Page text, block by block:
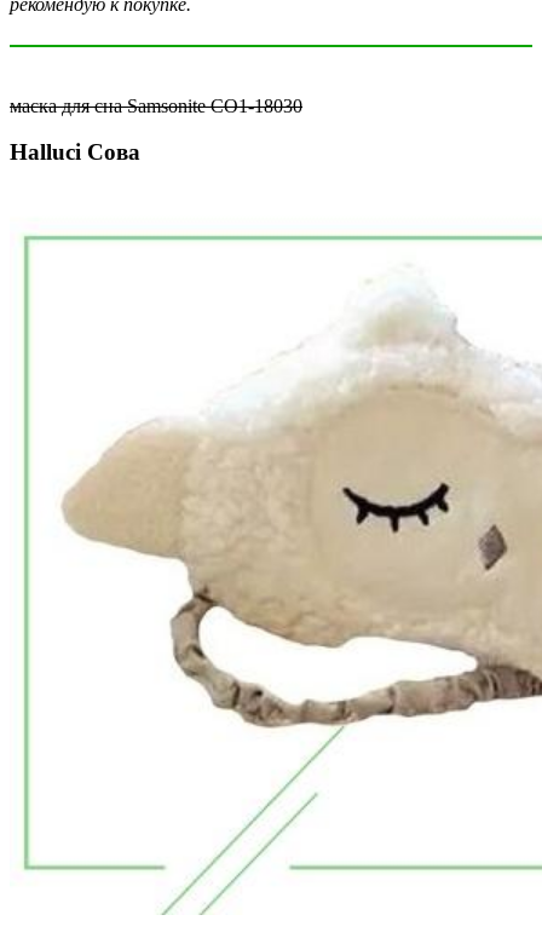
маска для сна Samsonite CO1-18030
Halluci Сова